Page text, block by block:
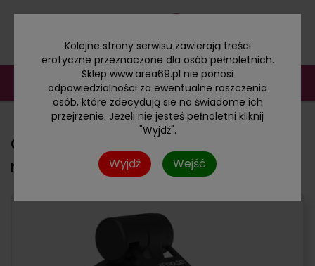
Kolejne strony serwisu zawierają treści
erotyczne przeznaczone dla osób pełnoletnich.
Sklep www.area69.pl nie ponosi
odpowiedzialności za ewentualne roszczenia
osób, które zdecydują sie na świadome ich
przejrzenie. Jeżeli nie jesteś pełnoletni kliknij
"Wyjdź".
Wyjdź Wejść
Czarna klatka na penisa z żywicy
nylonowej